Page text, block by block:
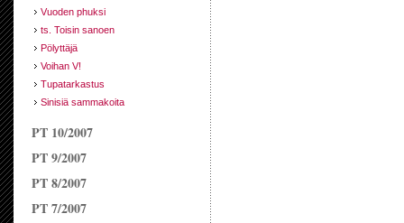
Vuoden phuksi
ts. Toisin sanoen
Pölyttäjä
Voihan V!
Tupatarkastus
Sinisiä sammakoita
PT 10/2007
PT 9/2007
PT 8/2007
PT 7/2007